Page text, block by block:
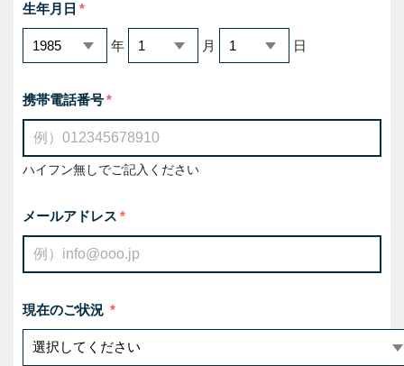
生年月日
年 月 日
携帯電話番号
ハイフン無しでご記入ください
メールアドレス
現在のご状況